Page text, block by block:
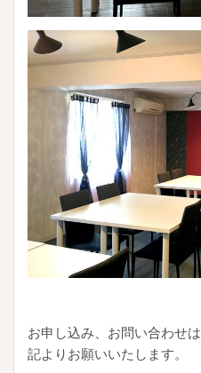
お申し込み、お問い合わせは
記よりお願いいたします。